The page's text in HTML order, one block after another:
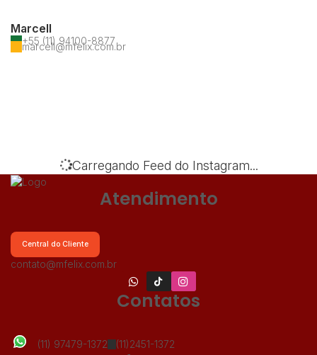
Marcell
+55 (11) 94100-8877
marcell@mfelix.com.br
Carregando Feed do Instagram...
Atendimento
Central do Cliente
contato@mfelix.com.br
Contatos
(11) 97479-1372 (11)2451-1372